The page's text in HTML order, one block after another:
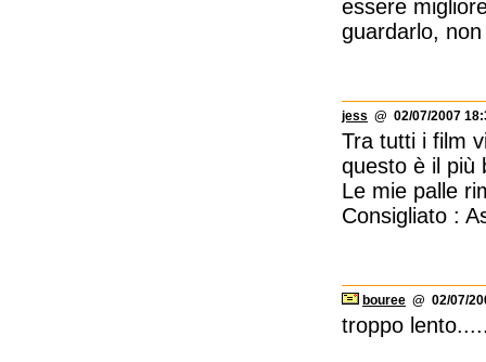
essere
guardarlo,
jess @ 02/07/2007
Tra tutti i film
questo è il più
Le mie palle
Consigliato :
bouree @ 02/07/
troppo